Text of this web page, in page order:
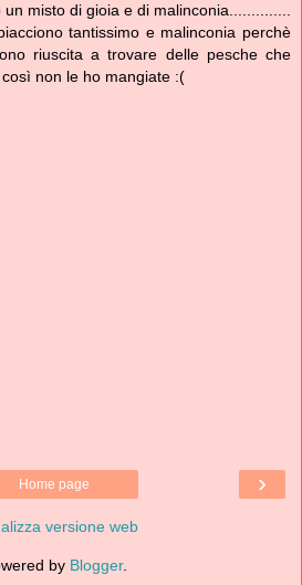
un misto di gioia e di malinconia..............
tantissimo e malinconia perchè
riuscita a trovare delle pesche che
non le ho mangiate :(
›
Home page
versione web
by Blogger.